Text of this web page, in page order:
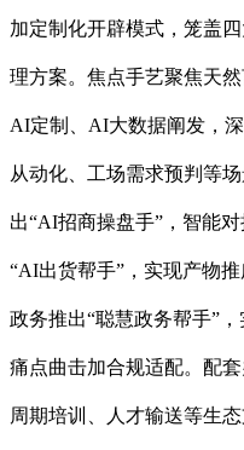
加定制化开辟模式，笼盖
理方案。焦点手艺聚焦天
AI定制、AI大数据阐发，
从动化、工场需求预判等
出“AI招商操盘手”，智能
“AI出货帮手”，实现产物
政务推出“聪慧政务帮手”
痛点曲击加合规适配。配
周期培训、人才输送等生